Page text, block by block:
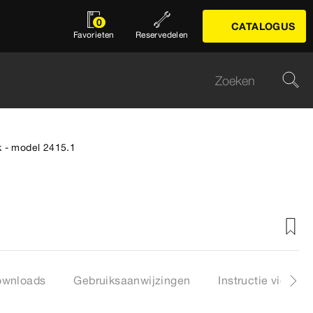
0
Favorieten Reservedelen
CATALOGUS
model 2415.1
Gebruiksaanwijzingen Instructie video's